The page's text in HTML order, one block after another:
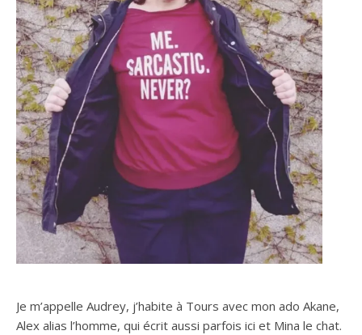
Je m’appelle Audrey, j’habite à Tours avec mon ado Akane,
Alex alias l’homme, qui écrit aussi parfois ici et Mina le chat.